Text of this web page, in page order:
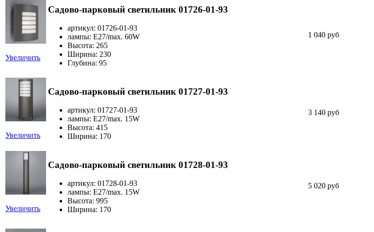
Увеличить
Садово-парковый светильник 01726-01-93
артикул: 01726-01-93
лампы: E27/max. 60W
Высота: 265
Ширина: 230
Глубина: 95
1 040 руб
Увеличить
Садово-парковый светильник 01727-01-93
артикул: 01727-01-93
лампы: E27/max. 15W
Высота: 415
Ширина: 170
3 140 руб
Увеличить
Садово-парковый светильник 01728-01-93
артикул: 01728-01-93
лампы: E27/max. 15W
Высота: 995
Ширина: 170
5 020 руб